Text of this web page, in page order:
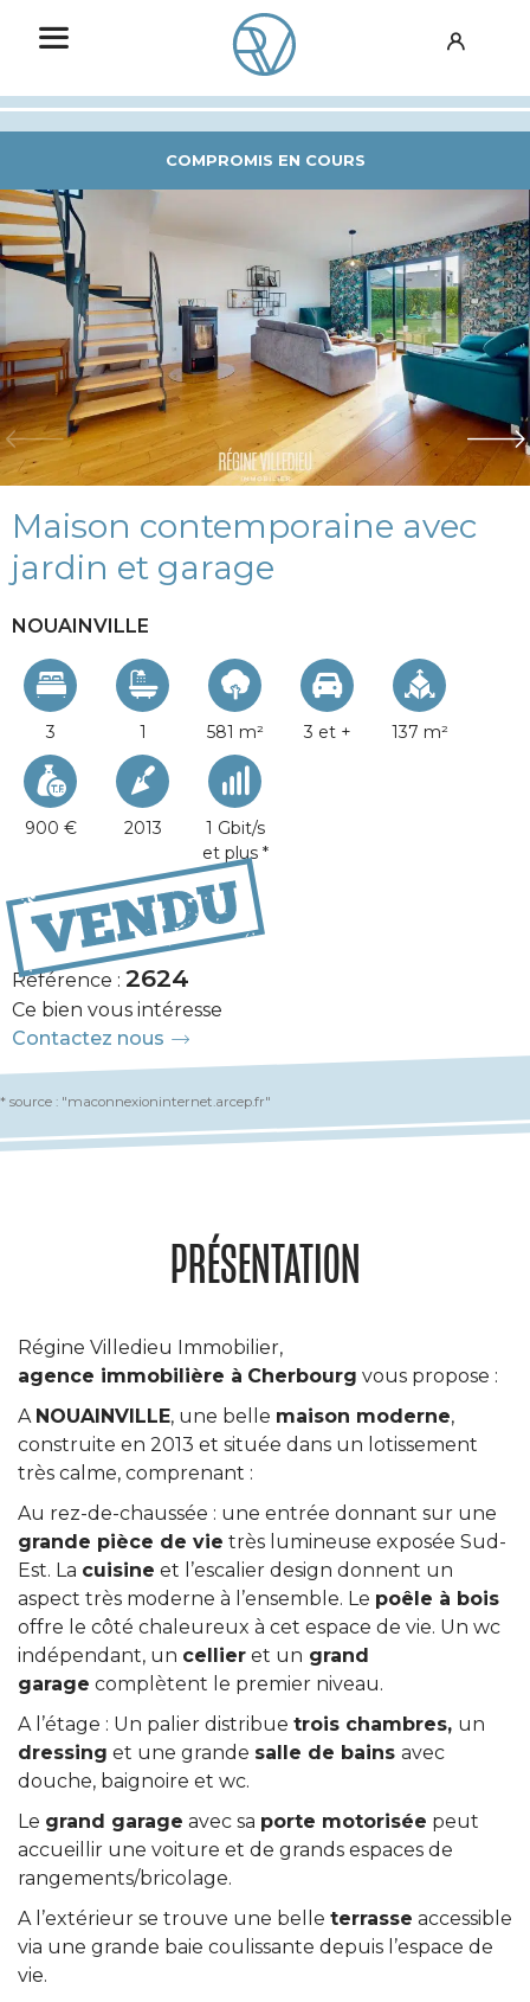
COMPROMIS EN COURS
Maison contemporaine avec
jardin et garage
NOUAINVILLE
3 1 581 m² 3 et + 137 m²
900 € 2013
1 Gbit/s
et plus *
400 000 €
Référence : 2624
Ce bien vous intéresse
Contactez nous
* source : "maconnexioninternet.arcep.fr"
PRÉSENTATION
Régine Villedieu Immobilier,
agence immobilière à Cherbourg vous propose :
A NOUAINVILLE, une belle maison moderne,
construite en 2013 et située dans un lotissement
très calme, comprenant :
Au rez-de-chaussée : une entrée donnant sur une
grande pièce de vie très lumineuse exposée Sud-
Est. La cuisine et l’escalier design donnent un
aspect très moderne à l’ensemble. Le poêle à bois
offre le côté chaleureux à cet espace de vie. Un wc
indépendant, un cellier et un grand
garage complètent le premier niveau.
A l’étage : Un palier distribue trois chambres, un
dressing et une grande salle de bains avec
douche, baignoire et wc.
Le grand garage avec sa porte motorisée peut
accueillir une voiture et de grands espaces de
rangements/bricolage.
A l’extérieur se trouve une belle terrasse accessible
via une grande baie coulissante depuis l’espace de
vie.